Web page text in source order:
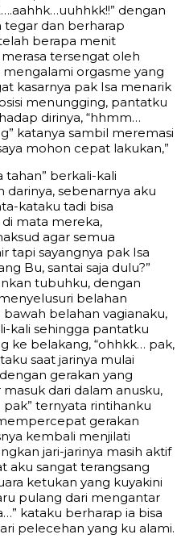
dengan
tegar dan berharap
berapa menit
tersengat oleh
orgasme yang
kasarnya pak Isa menarik
menungging, pantatku
dirinya, “hhmm…
katanya sambil meremasi
mohon cepat lakukan,”
tahan” berkali-kali
sebenarnya aku
kataku tadi bisa
mata mereka,
agar semua
tapi sayangnya pak Isa
Bu, santai saja dulu?”
tubuhku, dengan
belahan
belahan vagianaku,
kali sehingga pantatku
ke belakang, “ohhkk… pak,
saat jarinya mulai
gerakan yang
dari dalam anusku,
ternyata rintihanku
gerakan
kembali menjilati
jari-jarinya masih aktif
aku sangat terangsang
ketukan yang kuyakini
pulang dari mengantar
kataku berharap ia bisa
pelecehan yang ku alami.